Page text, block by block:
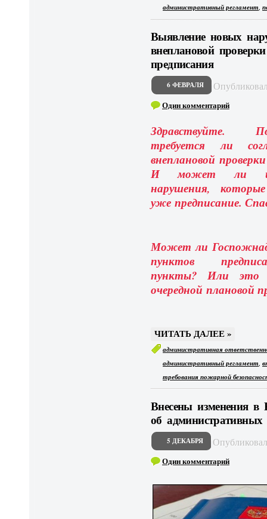
административный регламент,
Выявление новых
внеплановой
предписания
6 ФЕВРАЛЯ
Один комментарий
Здравствуйте.
требуется ли
внеплановой
И может ли
нарушения,
ужепредписание.
Может ли
пунктов
пункты? Или это
очередной плановой
ЧИТАТЬ ДАЛЕЕ »
административная
административный регламент,
требования пожарной
Внесены изменения в
об
5 ДЕКАБРЯ
Один комментарий